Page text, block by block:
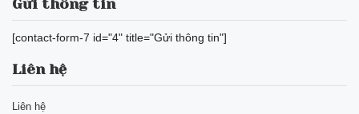
Gửi thông tin
[contact-form-7 id="4" title="Gửi thông tin"]
Liên hệ
Liên hệ